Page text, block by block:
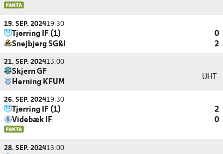
19. SEP. 202419:30
Tjørring IF (1)
0
Snejbjerg SG&I
2
21. SEP. 202413:00
Skjern GF
Herning KFUM
UHT
26. SEP. 202419:30
Tjørring IF (1)
2
Videbæk IF
0
28. SEP. 202413:00